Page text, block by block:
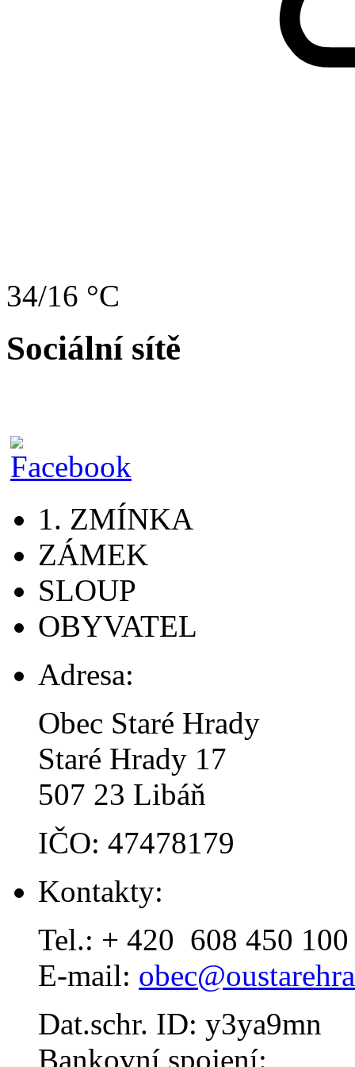
34/16 °C
Sociální sítě
1. ZMÍNKA
ZÁMEK
SLOUP
OBYVATEL
Adresa:
Obec Staré Hrady
Staré Hrady 17
507 23 Libáň
IČO: 47478179
Kontakty:
Tel.: + 420 608 450 100
E-mail:
Dat.schr. ID: y3ya9mn
Bankovní spojení: